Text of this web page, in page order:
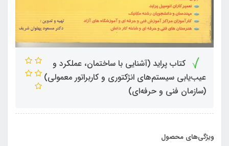
کتاب پراید (آشنایی با ساختمان، عملکرد و
عیب‌یابی سیستم‌های انژکتوری و کاربراتور معمولی)
(سازمان فنی و حرفه‌ای)
ویژگی‌های محصول